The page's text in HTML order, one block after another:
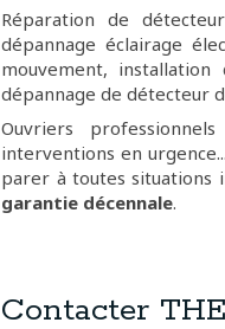
Réparation de
dépannage éclairage
mouvement,
dépannage de détecteur
Ouvriers
interventions en urgence...
parer à toutes situations
garantie décennale.
Contacter